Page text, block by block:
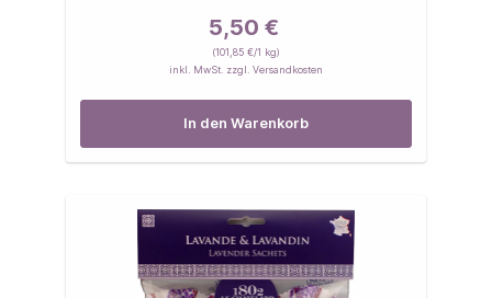
5,50 €
(101,85 €/1 kg)
inkl. MwSt. zzgl. Versandkosten
In den Warenkorb